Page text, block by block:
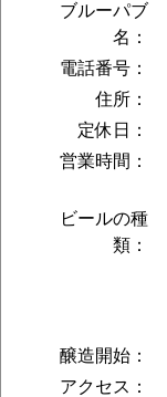
ブルーパブ
名：
電話番号：
住所：
定休日：
営業時間：
ビールの種
類：
醸造開始：
アクセス：